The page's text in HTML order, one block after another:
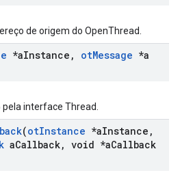
de origem do OpenThread.
*aInstance , otMessage *a
interface Thread.
(otInstance *aInstance ,
aCallback, void *aCallback